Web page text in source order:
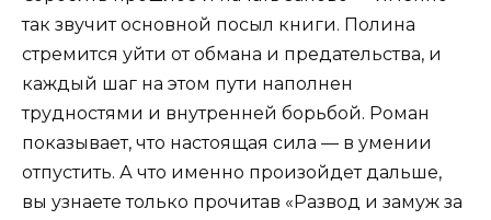
так звучит основной посыл книги. Полина
стремится уйти от обмана и предательства, и
каждый шаг на этом пути наполнен
трудностями и внутренней борьбой. Роман
показывает, что настоящая сила — в умении
отпустить. А что именно произойдет дальше,
вы узнаете только прочитав «Развод и замуж за